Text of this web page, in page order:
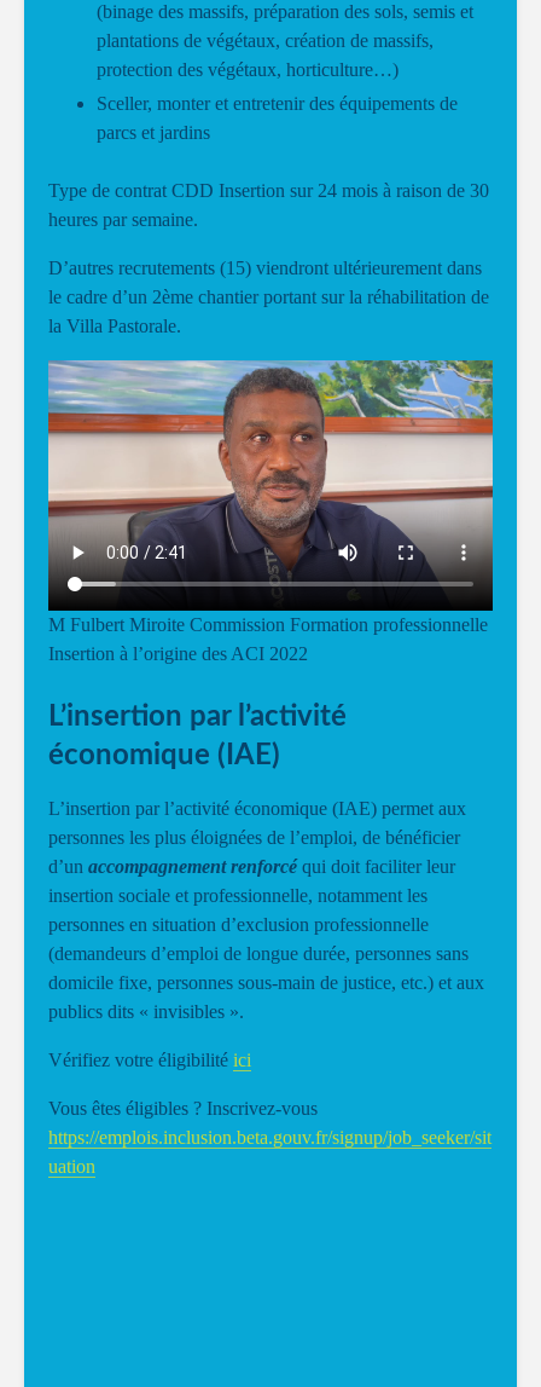
(binage des massifs, préparation des sols, semis et
plantations de végétaux, création de massifs,
protection des végétaux, horticulture…)
Sceller, monter et entretenir des équipements de
parcs et jardins
Type de contrat CDD Insertion sur 24 mois à raison de 30
heures par semaine.
D’autres recrutements (15) viendront ultérieurement dans
le cadre d’un 2ème chantier portant sur la réhabilitation de
la Villa Pastorale.
M Fulbert Miroite Commission Formation professionnelle
Insertion à l’origine des ACI 2022
L’insertion par l’activité
économique (IAE)
L’insertion par l’activité économique (IAE) permet aux
personnes les plus éloignées de l’emploi, de bénéficier
d’un accompagnement renforcéqui doit faciliter leur
insertion sociale et professionnelle, notamment les
personnes en situation d’exclusion professionnelle
(demandeurs d’emploi de longue durée, personnes sans
domicile fixe, personnes sous-main de justice, etc.) et aux
publics dits « invisibles ».
Vérifiez votre éligibilité ici
Vous êtes éligibles ? Inscrivez-vous
https://emplois.inclusion.beta.gouv.fr/signup/job_seeker/sit
uation